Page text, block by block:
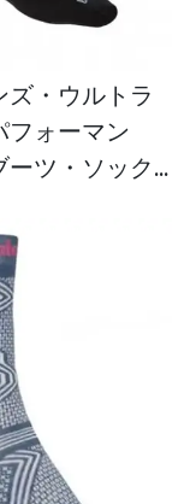
・ウルトラ
フォーマン
ツ・ソック